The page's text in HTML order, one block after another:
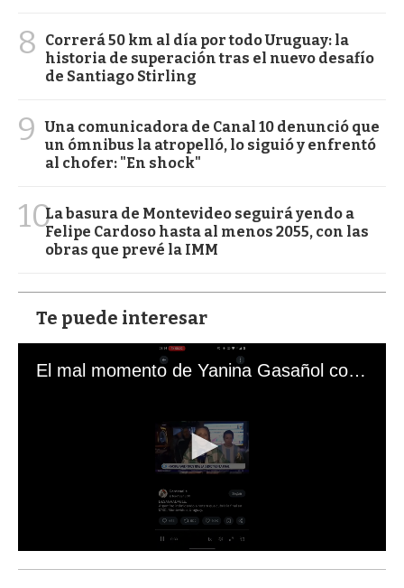
8
Correrá 50 km al día por todo Uruguay: la
historia de superación tras el nuevo desafío
de Santiago Stirling
9
Una comunicadora de Canal 10 denunció que
un ómnibus la atropelló, lo siguió y enfrentó
al chofer: "En shock"
10La basura de Montevideo seguirá yendo a
Felipe Cardoso hasta al menos 2055, con las
obras que prevé la IMM
Te puede interesar
El mal momento de Yanina Gasañol con un hincha argentino en "Subrayado"
s